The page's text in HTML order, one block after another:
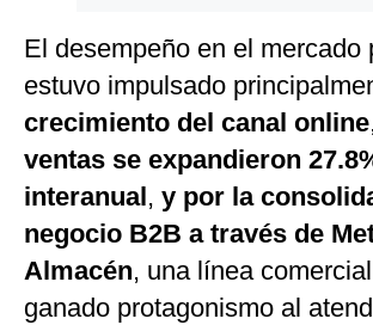
El desempeño en el mercado
estuvo impulsado
crecimiento del canal online
ventas se expandieron
interanual, y por la
negocio B2B a través de
Almacén, una línea
ganado protagonismo al